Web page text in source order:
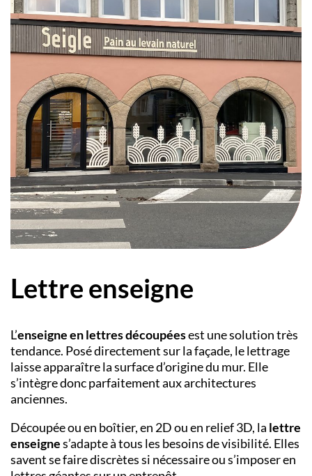
Lettre enseigne
L’enseigne en lettres découpéesest une solution très
tendance. Posé directement sur la façade, le lettrage
laisse apparaître la surface d’origine du mur. Elle
s’intègre donc parfaitement aux architectures
anciennes.
Découpée ou en boîtier, en 2D ou en relief 3D, la lettre
enseignes’adapte à tous les besoins de visibilité. Elles
savent se faire discrètes si nécessaire ou s’imposer en